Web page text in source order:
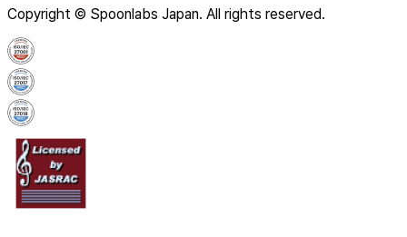
Copyright © Spoonlabs Japan. All rights reserved.